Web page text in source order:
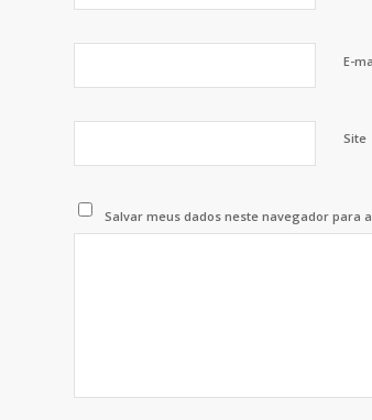
E-
Site
Salvar meus dados neste navegador para